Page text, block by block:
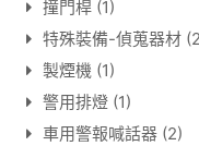
撞門桿 (1)
特殊裝備-偵蒐器材
製煙機 (1)
警用排燈 (1)
車用警報喊話器 (2)